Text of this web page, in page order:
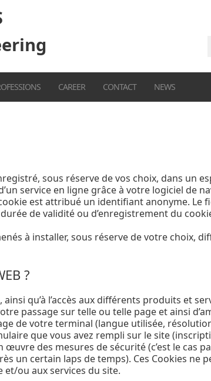
CAREER CONTACT NEWS
sous réserve de vos choix, dans un
service en ligne grâce à votre logiciel de
est attribué un identifiant anonyme. Le
de validité ou d’enregistrement du
à installer, sous réserve de votre choix,
?
qu’à l’accès aux différents produits et
passage sur telle ou telle page et ainsi
de votre terminal (langue utilisée,
que vous avez rempli sur le site
des mesures de sécurité (c’est le cas
un certain laps de temps). Ces Cookies ne
et/ou aux services du site.